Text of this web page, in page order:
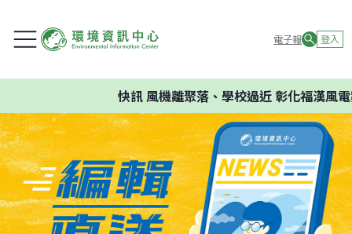
電子報 登入
快訊風機離聚落、學校過近 彰化福漢風電